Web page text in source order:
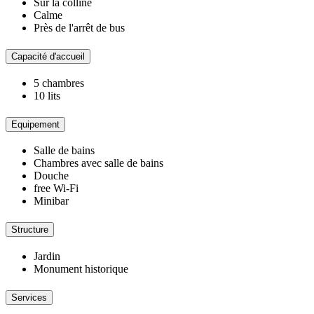
Sur la colline
Calme
Près de l'arrêt de bus
Capacité d'accueil
5 chambres
10 lits
Equipement
Salle de bains
Chambres avec salle de bains
Douche
free Wi-Fi
Minibar
Structure
Jardin
Monument historique
Services